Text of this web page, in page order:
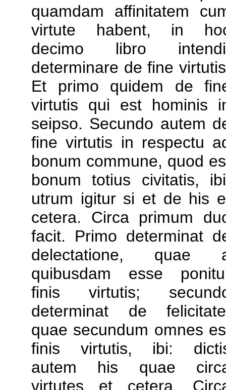
quamdam affinitatem
virtute habent, in
decimo libro
determinare de fine
Et primo quidem de
virtutis qui est hominis
seipso. Secundo autem
fine virtutis in respectu
bonum commune, quod
bonum totius civitatis,
utrum igitur si et de his
cetera. Circa primum
facit. Primo determinat
delectatione, quae
quibusdam esse
finis virtutis;
determinat de
quae secundum omnes
finis virtutis, ibi:
autem his quae
virtutes et cetera.